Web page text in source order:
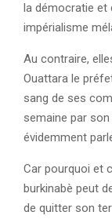
la démocratie et
impérialisme
Au contraire,
Ouattara le
sang de ses
semaine par
évidemment
Car pourquoi et
burkinabè peut
de quitter son